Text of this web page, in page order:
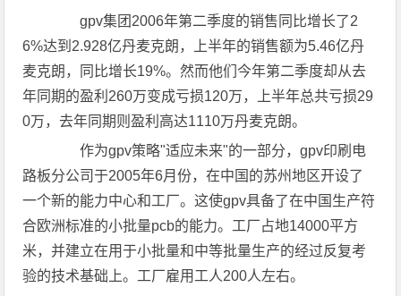
gpv集团2006年第二季度的销售同比增长了2
6%达到2.928亿丹麦克朗，上半年的销售额为5.46亿丹
麦克朗，同比增长19%。然而他们今年第二季度却从去
年同期的盈利260万变成亏损120万，上半年总共亏损29
0万，去年同期则盈利高达1110万丹麦克朗。
作为gpv策略"适应未来"的一部分，gpv印刷电
路板分公司于2005年6月份，在中国的苏州地区开设了
一个新的能力中心和工厂。这使gpv具备了在中国生产符
合欧洲标准的小批量pcb的能力。工厂占地14000平方
米，并建立在用于小批量和中等批量生产的经过反复考
验的技术基础上。工厂雇用工人200人左右。